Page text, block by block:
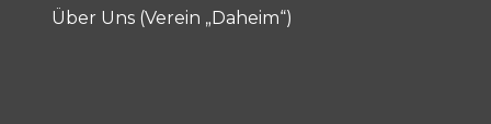
Über Uns (Verein „Daheim“)